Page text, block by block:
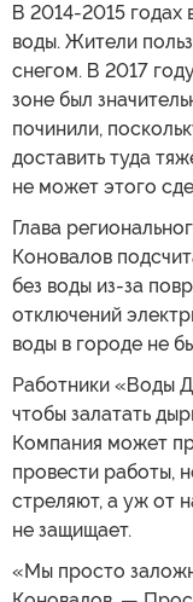
В 2014-2015 годах
воды. Жители
снегом. В 2017
зоне был
починили,
доставить туда
не может этого
Глава
Коновалов
без воды из-за
отключений
воды в городе не
Работники «Воды
чтобы залатать
Компания может
провести работы,
стреляют, а уж от
не защищает.
«Мы просто